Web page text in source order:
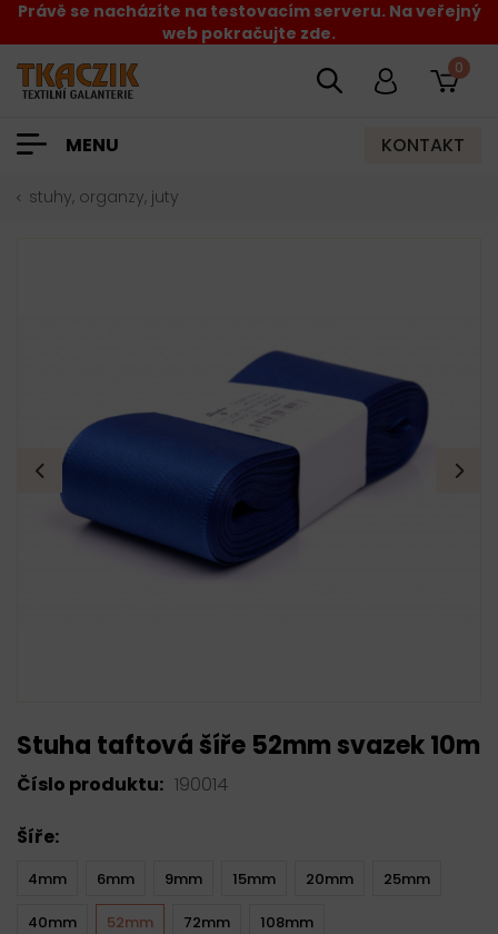
Právě se nacházíte na testovacím serveru. Na veřejný
web pokračujte zde.
0
MENU KONTAKT
stuhy, organzy, juty
Stuha taftová šíře 52mm svazek 10m
Číslo produktu: 190014
Šíře:
4mm 6mm 9mm 15mm 20mm 25mm
40mm 52mm 72mm 108mm